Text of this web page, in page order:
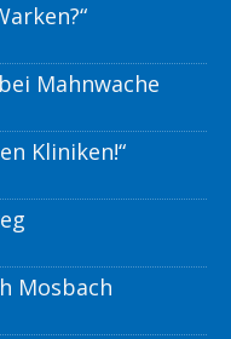
Mahnwache
Kliniken!“
Mosbach